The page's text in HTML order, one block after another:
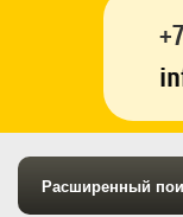
+7
Расширенный